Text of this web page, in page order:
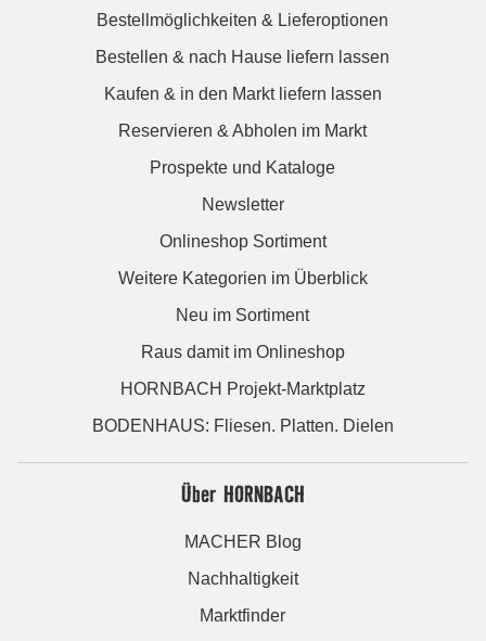
Bestellmöglichkeiten & Lieferoptionen
Bestellen & nach Hause liefern lassen
Kaufen & in den Markt liefern lassen
Reservieren & Abholen im Markt
Prospekte und Kataloge
Newsletter
Onlineshop Sortiment
Weitere Kategorien im Überblick
Neu im Sortiment
Raus damit im Onlineshop
HORNBACH Projekt-Marktplatz
BODENHAUS: Fliesen. Platten. Dielen
Über HORNBACH
MACHER Blog
Nachhaltigkeit
Marktfinder